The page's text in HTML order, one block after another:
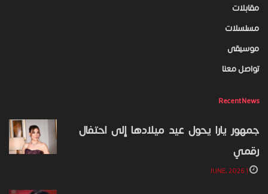
مقابلات
مسلسلات
موسيقى
تواصل معنا
Recent News
جمهور يارا يحول عيد ميلادها إلى احتفال
رقمي